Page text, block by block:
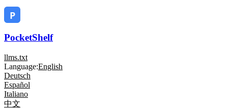
PocketShelf
llms.txt
Language:English
Deutsch
Español
Italiano
中文